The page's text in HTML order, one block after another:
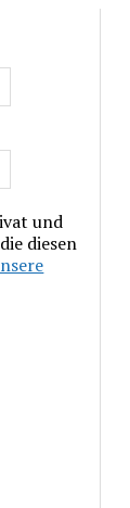
und
diesen